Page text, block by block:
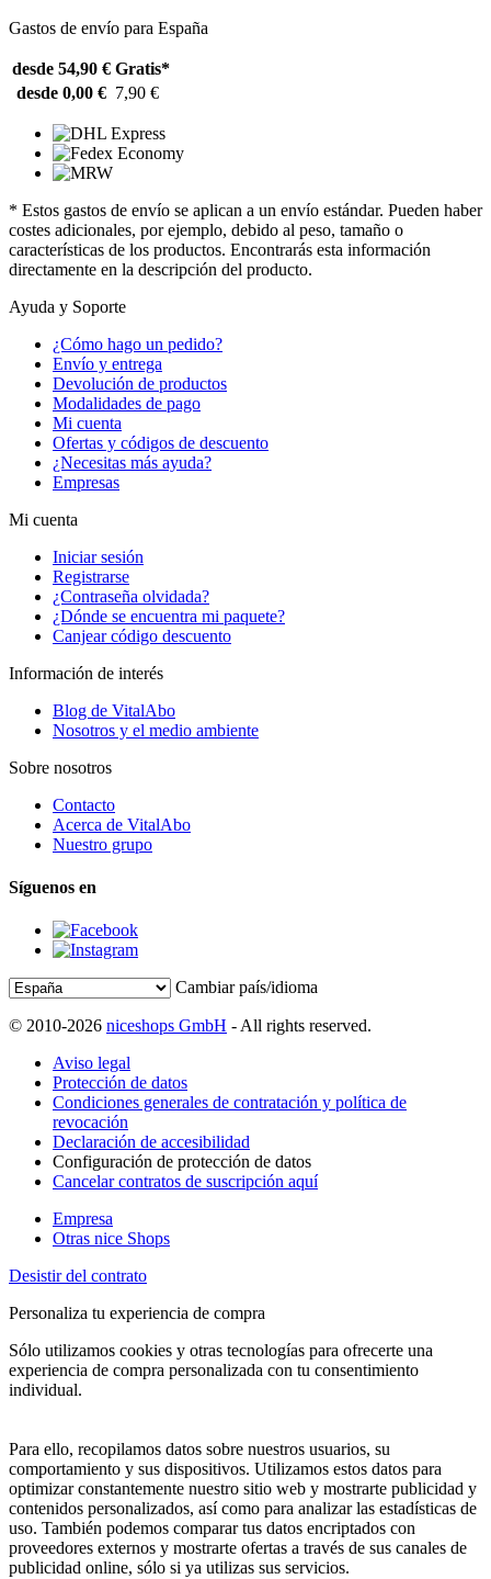
Gastos de envío para España
desde 54,90 € Gratis*
desde 0,00 € 7,90 €
* Estos gastos de envío se aplican a un envío estándar. Pueden haber
costes adicionales, por ejemplo, debido al peso, tamaño o
características de los productos. Encontrarás esta información
directamente en la descripción del producto.
Ayuda y Soporte
¿Cómo hago un pedido?
Envío y entrega
Devolución de productos
Modalidades de pago
Mi cuenta
Ofertas y códigos de descuento
¿Necesitas más ayuda?
Empresas
Mi cuenta
Iniciar sesión
Registrarse
¿Contraseña olvidada?
¿Dónde se encuentra mi paquete?
Canjear código descuento
Información de interés
Blog de VitalAbo
Nosotros y el medio ambiente
Sobre nosotros
Contacto
Acerca de VitalAbo
Nuestro grupo
Síguenos en
Cambiar país/idioma
© 2010-2026 niceshops GmbH - All rights reserved.
Aviso legal
Protección de datos
Condiciones generales de contratación y política de
revocación
Declaración de accesibilidad
Configuración de protección de datos
Cancelar contratos de suscripción aquí
Empresa
Otras nice Shops
Desistir del contrato
Personaliza tu experiencia de compra
Sólo utilizamos cookies y otras tecnologías para ofrecerte una
experiencia de compra personalizada con tu consentimiento
individual.
Para ello, recopilamos datos sobre nuestros usuarios, su
comportamiento y sus dispositivos. Utilizamos estos datos para
optimizar constantemente nuestro sitio web y mostrarte publicidad y
contenidos personalizados, así como para analizar las estadísticas de
uso. También podemos comparar tus datos encriptados con
proveedores externos y mostrarte ofertas a través de sus canales de
publicidad online, sólo si ya utilizas sus servicios.